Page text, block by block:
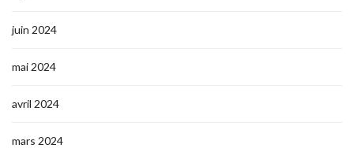
juin 2024
mai 2024
avril 2024
mars 2024